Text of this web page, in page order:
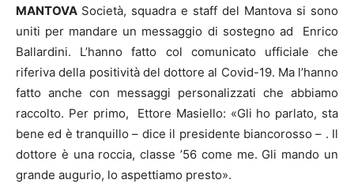
MANTOVA Società, squadra e staff del Mantova si sono
uniti per mandare un messaggio di sostegno ad Enrico
Ballardini. L’hanno fatto col comunicato ufficiale che
riferiva della positività del dottore al Covid-19. Ma l’hanno
fatto anche con messaggi personalizzati che abbiamo
raccolto. Per primo, Ettore Masiello: «Gli ho parlato, sta
bene ed è tranquillo – dice il presidente biancorosso – . Il
dottore è una roccia, classe ’56 come me. Gli mando un
grande augurio, lo aspettiamo presto».